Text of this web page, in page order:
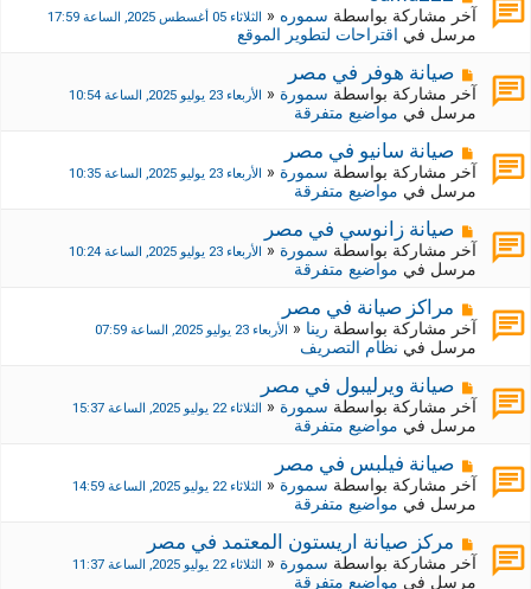
د
ة
ة
ج
د
د
ة
ش
ر
ك
ة
ج
د
د
ة
آخر مشاركة بواسطة سموره« الثلاثاء 05 أغسطس 2025, الساعة 17:59
مرسل في اقتراحات لتطوير الموقع
م
ش
ر
ك
ة
ج
د
د
ة
صيانة هوفر في مصر
آخر مشاركة بواسطة سمورة« الأربعاء 23 يوليو 2025, الساعة 10:54
مرسل في مواضيع متفرقة
م
ش
ر
ك
ة
ج
د
د
ة
صيانة سانيو في مصر
آخر مشاركة بواسطة سمورة« الأربعاء 23 يوليو 2025, الساعة 10:35
مرسل في مواضيع متفرقة
م
ش
ر
ك
ة
ج
د
د
ة
صيانة زانوسي في مصر
آخر مشاركة بواسطة سمورة« الأربعاء 23 يوليو 2025, الساعة 10:24
مرسل في مواضيع متفرقة
م
ش
ر
ك
ة
ج
د
د
ة
مراكز صيانة في مصر
آخر مشاركة بواسطة رينا« الأربعاء 23 يوليو 2025, الساعة 07:59
مرسل في نظام التصريف
م
ش
ر
ك
ة
ج
د
د
ة
صيانة ويرليبول في مصر
آخر مشاركة بواسطة سمورة« الثلاثاء 22 يوليو 2025, الساعة 15:37
مرسل في مواضيع متفرقة
م
ش
ر
ك
ة
ج
صيانة فيلبس في مصر
آخر مشاركة بواسطة سمورة« الثلاثاء 22 يوليو 2025, الساعة 14:59
مرسل في مواضيع متفرقة
م
ش
مركز صيانة اريستون المعتمد في مصر
آخر مشاركة بواسطة سمورة« الثلاثاء 22 يوليو 2025, الساعة 11:37
مرسل في مواضيع متفرقة